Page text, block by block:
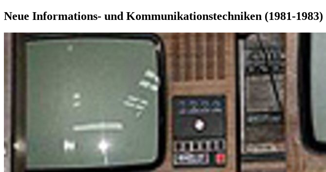
Neue Informations- und Kommunikationstechniken (1981-1983)